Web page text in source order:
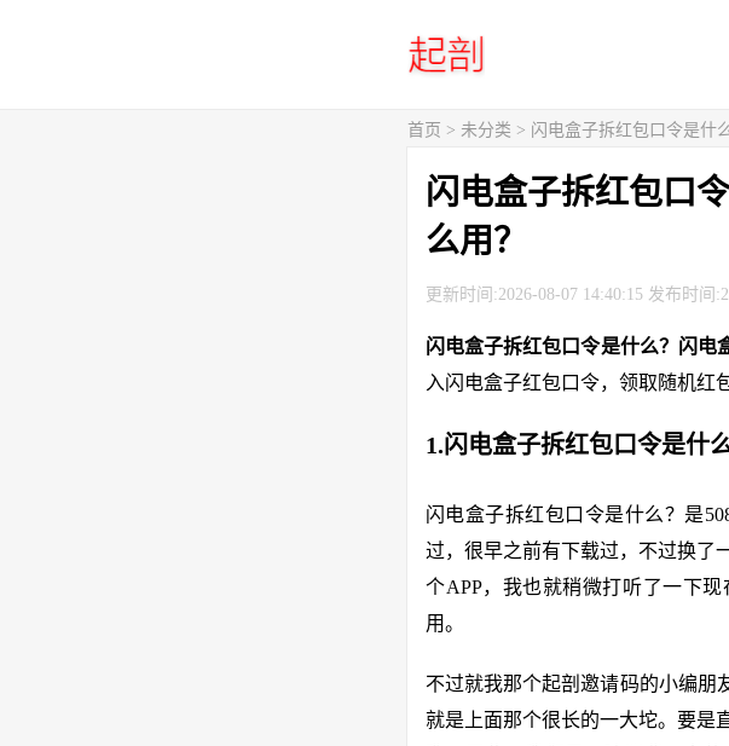
首页 > 未分类 > 闪电盒子拆红包口令是什
闪电盒子拆红包口
么用？
更新时间:2026-08-07 14:40:15 发布时间
闪电盒子拆红包口令是什么？闪电
入闪电盒子红包口令，领取随机红包
1.闪电盒子拆红包口令是什么
闪电盒子拆红包口令是什么？是
过，很早之前有下载过，不过换了
个APP，我也就稍微打听了一下
用。
不过就我那个起剖邀请码的小编朋
就是上面那个很长的一大坨。要是